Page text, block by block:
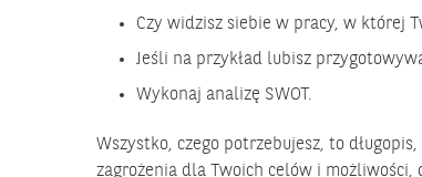
Czy widzisz siebie w pracy, w której
Jeśli na przykład lubisz
Wykonaj analizę SWOT.
Wszystko, czego potrzebujesz, to
zagrożenia dla Twoich celów i możliwości,